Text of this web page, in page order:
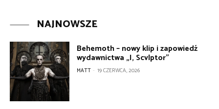
NAJNOWSZE
Behemoth – nowy klip i zapowiedź
wydawnictwa „I, Scvlptor”
MATT - 19 CZERWCA, 2026